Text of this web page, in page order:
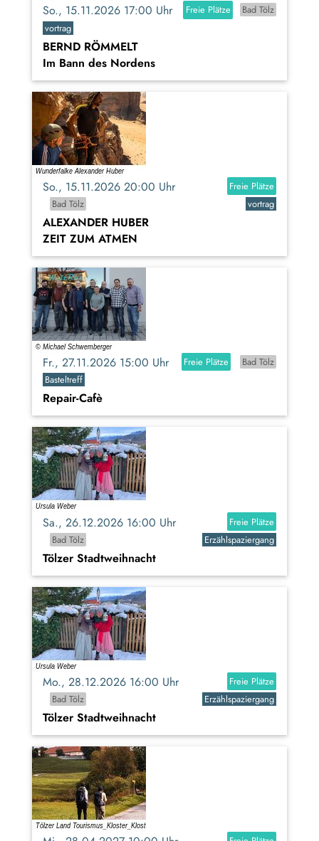
So., 15.11.2026 17:00 Uhr Freie Plätze
Bad Tölz
vortrag
BERND RÖMMELT
Im Bann des Nordens
So., 15.11.2026 20:00 Uhr
Freie Plätze
Bad Tölz
vortrag
ALEXANDER HUBER
ZEIT ZUM ATMEN
Fr., 27.11.2026 15:00 Uhr Freie Plätze
Bad Tölz
Basteltreff
Repair-Cafè
Sa., 26.12.2026 16:00 Uhr
Freie Plätze
Bad Tölz
Erzählspaziergang
Tölzer Stadtweihnacht
Mo., 28.12.2026 16:00 Uhr
Freie Plätze
Bad Tölz
Erzählspaziergang
Tölzer Stadtweihnacht